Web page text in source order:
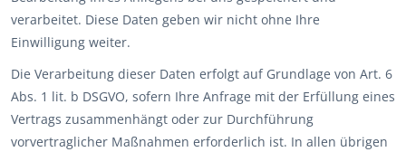
verarbeitet. Diese Daten geben wir nicht ohne Ihre
Einwilligung weiter.
Die Verarbeitung dieser Daten erfolgt auf Grundlage von Art. 6
Abs. 1 lit. b DSGVO, sofern Ihre Anfrage mit der Erfüllung eines
Vertrags zusammenhängt oder zur Durchführung
vorvertraglicher Maßnahmen erforderlich ist. In allen übrigen